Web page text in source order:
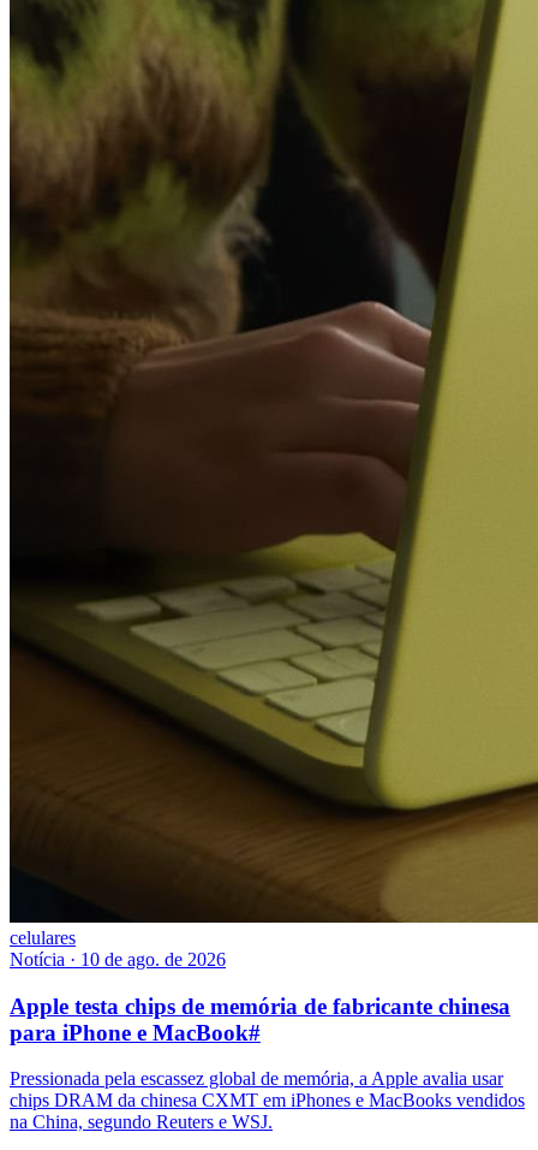
celulares
Notícia · 10 de ago. de 2026
Apple testa chips de memória de fabricante chinesa
para iPhone e MacBook#
Pressionada pela escassez global de memória, a Apple avalia usar
chips DRAM da chinesa CXMT em iPhones e MacBooks vendidos
na China, segundo Reuters e WSJ.